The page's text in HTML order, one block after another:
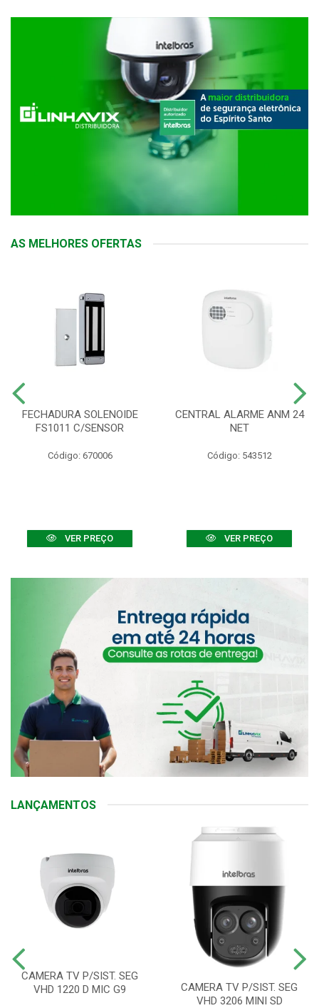
AS MELHORES OFERTAS
FECHADURA SOLENOIDE
FS1011 C/SENSOR
Código: 670006
VER PREÇO
CENTRAL ALARME ANM 24
NET
Código: 543512
VER PREÇO
LANÇAMENTOS
CAMERA TV P/SIST. SEG
VHD 1220 D MIC G9
CAMERA TV P/SIST. SEG
VHD 3206 MINI SD